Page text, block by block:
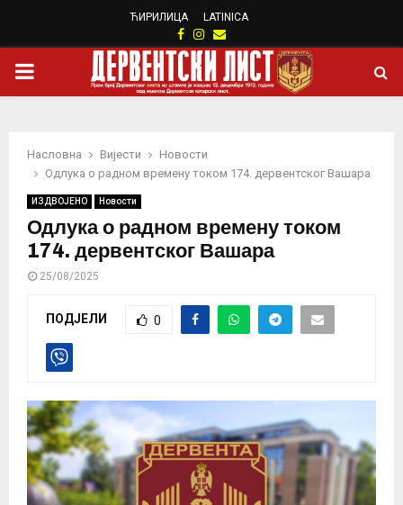
ЋИРИЛИЦА LATINICA
Facebook
Instagram
Email
PRIMARY
Насловна Вијести
Новости
Одлука о радном времену током 174. дервентског Вашара
ИЗДВОЈЕНО Новости
Одлука о радном времену током
174. дервентског Вашара
25/08/2025
ПОДЈЕЛИ 0